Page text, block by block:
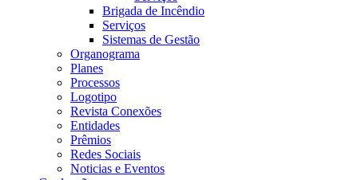
Brigada de Incêndio
Serviços
Sistemas de Gestão
Organograma
Planes
Processos
Logotipo
Revista Conexões
Entidades
Prêmios
Redes Sociais
Noticias e Eventos